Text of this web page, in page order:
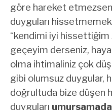
göre hareket
duyguları
“kendimi iyi hissettiğim
geçeyim derseniz,
olma ihtimaliniz çok
gibi olumsuz duygular,
doğrultuda bize düşen
duyguları